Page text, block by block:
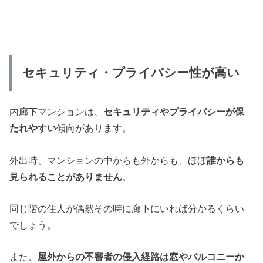
セキュリティ・プライバシー性が高い
内廊下マンションは、 セキュリティやプライバシーが保
たれやすい傾向があります。
外出時、マンションの中からも外からも、ほぼ誰からも
見られることがありません。
同じ階の住人が偶然その時に廊下にいれば分かるくらい
でしょう。
また、 屋外からの不審者の侵入経路は窓やバルコニーか